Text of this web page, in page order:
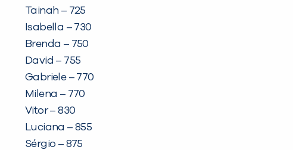
Tainah – 725
Isabella – 730
Brenda – 750
David – 755
Gabriele – 770
Milena – 770
Vitor – 830
Luciana – 855
Sérgio – 875